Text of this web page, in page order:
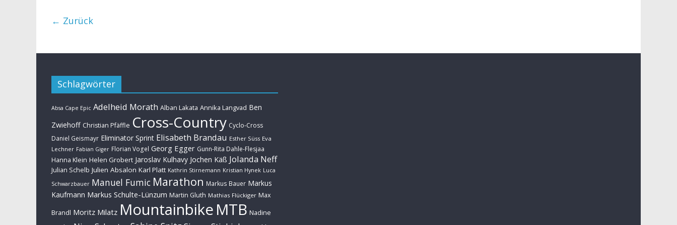
← Zurück
Schlagwörter
Absa Cape Epic Adelheid Morath Alban Lakata Annika Langvad Ben
Zwiehoff Christian Pfäffle Cross-Country Cyclo-Cross
Daniel Geismayr Eliminator Sprint Elisabeth Brandau Esther Süss Eva
Lechner Fabian Giger Florian Vogel Georg Egger Gunn-Rita Dahle-Flesjaa
Hanna Klein Helen Grobert Jaroslav Kulhavy Jochen Käß Jolanda Neff
Julian Schelb Julien Absalon Karl Platt Kathrin Stirnemann Kristian Hynek Luca
Schwarzbauer Manuel Fumic Marathon Markus Bauer Markus
Kaufmann Markus Schulte-Lünzum Martin Gluth Mathias Flückiger Max
Brandl Moritz Milatz Mountainbike MTB Nadine